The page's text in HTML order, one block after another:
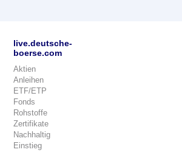
live.deutsche-
boerse.com
Aktien
Anleihen
ETF/ETP
Fonds
Rohstoffe
Zertifikate
Nachhaltig
Einstieg